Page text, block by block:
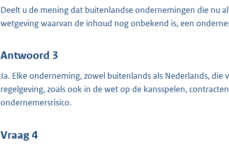
Deelt u de mening dat buitenlandse ondernemingen die nu
wetgeving waarvan de inhoud nog onbekend is, een
Antwoord 3
Ja. Elke onderneming, zowel buitenlands als Nederlands,
regelgeving, zoals ook in de wet op de kansspelen,
ondernemersrisico.
Vraag 4